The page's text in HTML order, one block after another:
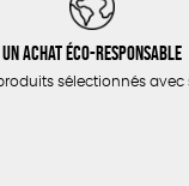
Un achat éco-responsable
sélectionnés avec